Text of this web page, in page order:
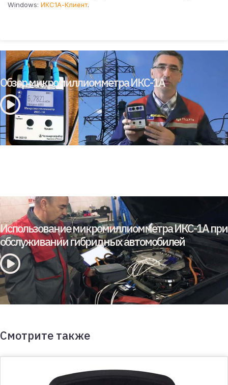
Windows: ИКС1А-Клиент.
Обзор микромиллиомметра ИКС-1А
Использование микромиллиомметра ИКС-1А при
обслуживании гибридных автомобилей
Смотрите также